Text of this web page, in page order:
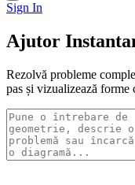
Sign In
Ajutor
Rezolvă probleme
pas și vizualizează forme